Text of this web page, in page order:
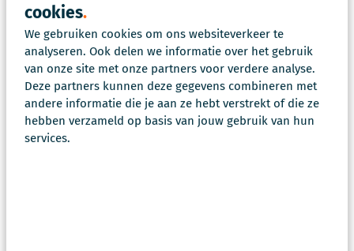
cookies
We gebruiken cookies om ons websiteverkeer te
analyseren. Ook delen we informatie over het gebruik
van onze site met onze partners voor verdere analyse.
Deze partners kunnen deze gegevens combineren met
andere informatie die je aan ze hebt verstrekt of die ze
hebben verzameld op basis van jouw gebruik van hun
services.
E-learning is
geschikt voor